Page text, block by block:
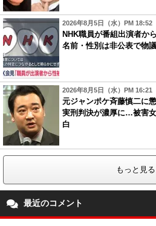
2026年8月5日（水）PM 18:52
NHK職員が番組出演者か
名前・性別は非公表で物
2026年8月5日（水）PM 16:21
元ジャンポケ斉藤慎二に
実刑判決が濃厚に…被害
白
もっと見る
最近のコメント